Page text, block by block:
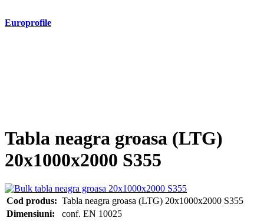
Europrofile
Tabla neagra groasa (LTG)
20x1000x2000 S355
Cod produs: Tabla neagra groasa (LTG) 20x1000x2000 S355
Dimensiuni:
conf. EN 10025